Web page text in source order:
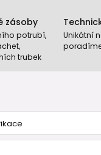
zásoby
potrubí,
trubek
Unikátní